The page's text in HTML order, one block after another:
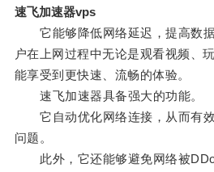
速飞加速器vps
它能够降低网络延迟，提高数据
户在上网过程中无论是观看视频、
能享受到更快速、流畅的体验。
速飞加速器具备强大的功能。
它自动优化网络连接，从而有效
问题。
此外，它还能够避免网络被